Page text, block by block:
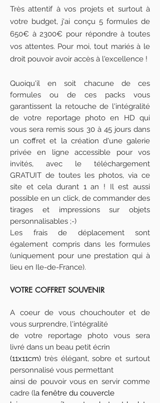
Très attentif à vos projets et surtout à
votre budget, j'ai conçu 5 formules de
650€ à 2300€ pour répondre à toutes
vos attentes. Pour moi, tout mariés à le
droit pouvoir avoir accès à l'excellence !
Quoiqu'il en soit chacune de ces
formules ou de ces packs vous
garantissent la retouche de l'intégralité
de votre reportage photo en HD qui
vous sera remis sous 30 à 45 jours dans
un coffret et la création d'une galerie
privée en ligne accessible pour vos
invités, avec le téléchargement
GRATUIT de toutes les photos, via ce
site et cela durant 1 an ! Il est aussi
possible en un click, de commander des
tirages et impressions sur objets
personnalisables ;-)
Les frais de déplacement sont
également compris dans les formules
(uniquement pour une prestation qui à
lieu en Ile-de-France).
VOTRE COFFRET SOUVENIR
A coeur de vous chouchouter et de
vous surprendre, l'intégralité
de votre reportage photo vous sera
livré dans un beau petit écrin
(11x11cm) très élégant, sobre et surtout
personnalisé vous permettant
ainsi de pouvoir vous en servir comme
cadre (la fenêtre du couvercle